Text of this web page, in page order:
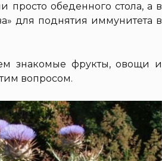
просто обеденного стола, а в
для поднятия иммунитета в
знакомые фрукты, овощи и
вопросом.